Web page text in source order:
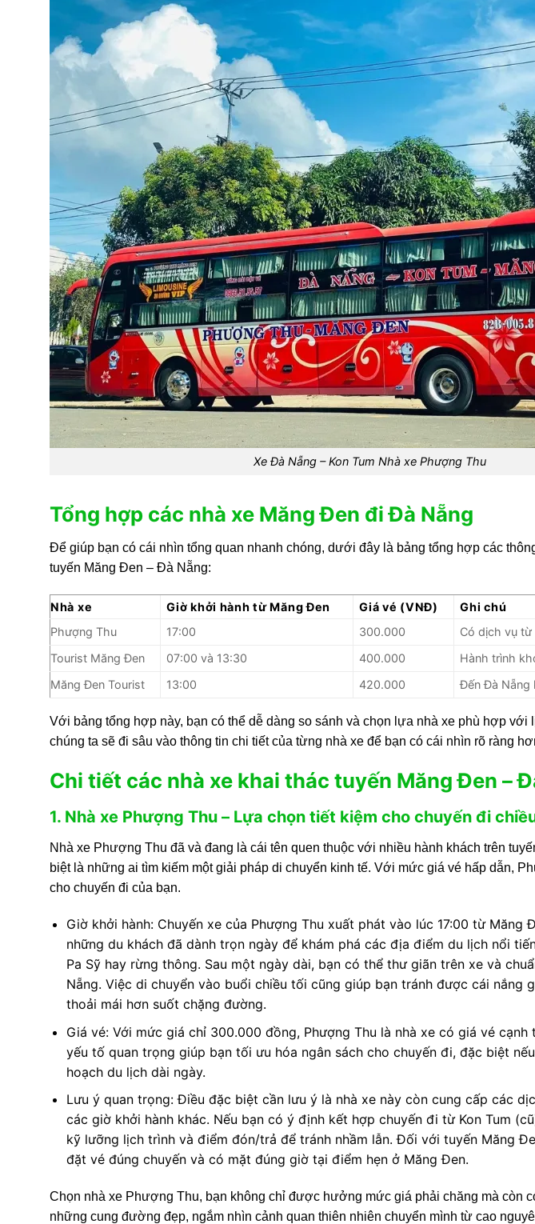
Xe Đà Nẵng – Kon Tum Nhà xe Phượng Thu
Tổng hợp các nhà xe Măng Đen đi Đà Nẵng
Để giúp bạn có cái nhìn tổng quan nhanh chóng, dưới đây là bảng tổng hợp các
tuyến Măng Đen – Đà Nẵng:
Nhà xe Giờ khởi hành từ Măng Đen Giá vé (VNĐ)
Ghi chú
Phượng Thu
17:00 300.000
Có dịch vụ từ
Tourist Măng Đen
07:00 và 13:30 400.000
Hành trình
Măng Đen Tourist
13:00 420.000 Đến Đà Nẵng
Với bảng tổng hợp này, bạn có thể dễ dàng so sánh và chọn lựa nhà xe phù hợp với
chúng ta sẽ đi sâu vào thông tin chi tiết của từng nhà xe để bạn có cái nhìn rõ ràng
Chi tiết các nhà xe khai thác tuyến Măng Đen –
1. Nhà xe Phượng Thu – Lựa chọn tiết kiệm cho chuyến đi
Nhà xe Phượng Thu đã và đang là cái tên quen thuộc với nhiều hành khách trên
biệt là những ai tìm kiếm một giải pháp di chuyển kinh tế. Với mức giá vé hấp dẫn,
cho chuyến đi của bạn.
Giờ khởi hành: Chuyến xe của Phượng Thu xuất phát vào lúc 17:00 từ Măng
những du khách đã dành trọn ngày để khám phá các địa điểm du lịch nổi
Pa Sỹ hay rừng thông. Sau một ngày dài, bạn có thể thư giãn trên xe và
Nẵng. Việc di chuyển vào buổi chiều tối cũng giúp bạn tránh được cái nắng
thoải mái hơn suốt chặng đường.
Giá vé: Với mức giá chỉ 300.000 đồng, Phượng Thu là nhà xe có giá vé
yếu tố quan trọng giúp bạn tối ưu hóa ngân sách cho chuyến đi, đặc biệt
hoạch du lịch dài ngày.
Lưu ý quan trọng: Điều đặc biệt cần lưu ý là nhà xe này còn cung cấp các
các giờ khởi hành khác. Nếu bạn có ý định kết hợp chuyến đi từ Kon Tum
kỹ lưỡng lịch trình và điểm đón/trả để tránh nhầm lẫn. Đối với tuyến Măng
đặt vé đúng chuyến và có mặt đúng giờ tại điểm hẹn ở Măng Đen.
Chọn nhà xe Phượng Thu, bạn không chỉ được hưởng mức giá phải chăng mà còn
những cung đường đẹp, ngắm nhìn cảnh quan thiên nhiên chuyển mình từ cao